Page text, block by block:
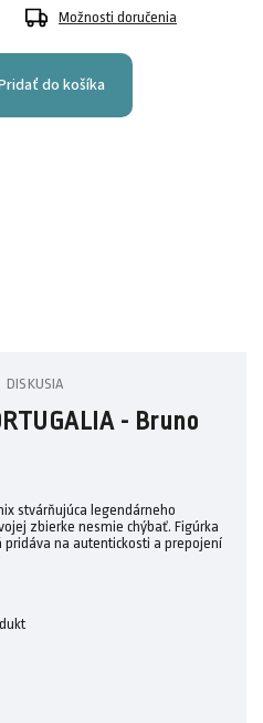
Možnosti doručenia
do košíka
DISKUSIA
- Bruno
stvárňujúca legendárneho
zbierke nesmie chýbať. Figúrka
na autentickosti a prepojení